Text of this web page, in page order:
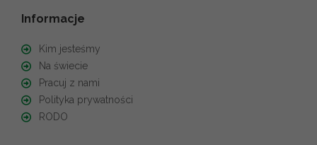
Informacje
Kim jesteśmy
Na świecie
Pracuj z nami
Polityka prywatności
RODO